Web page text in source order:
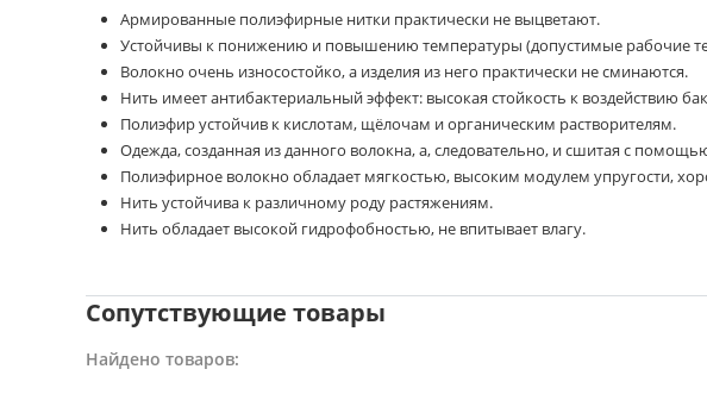
Армированные полиэфирные нитки практически не выцветают.
Устойчивы к понижению и повышению температуры (допустимые рабочие
Волокно очень износостойко, а изделия из него практически не сминаются.
Нить имеет антибактериальный эффект: высокая стойкость к воздействию
Полиэфир устойчив к кислотам, щёлочам и органическим растворителям.
Одежда, созданная из данного волокна, а, следовательно, и сшитая с
Полиэфирное волокно обладает мягкостью, высоким модулем упругости,
Нить устойчива к различному роду растяжениям.
Нить обладает высокой гидрофобностью, не впитывает влагу.
Сопутствующие товары
Найдено товаров: